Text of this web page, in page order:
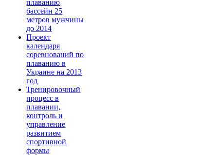
плаванию
бассейн 25
метров мужчины
до 2014
Проект
календаря
соревнований по
плаванию в
Украине на 2013
год
Тренировочный
процесс в
плавании,
контроль и
управление
развитием
спортивной
формы